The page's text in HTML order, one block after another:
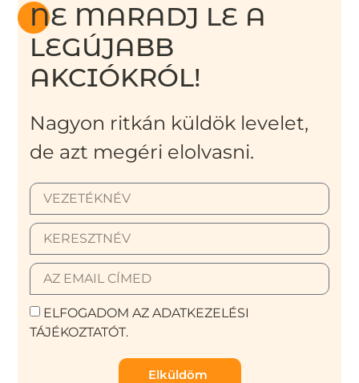
NE MARADJ LE A
LEGÚJABB
AKCIÓKRÓL!
Nagyon ritkán küldök levelet,
de azt megéri elolvasni.
ELFOGADOM AZ ADATKEZELÉSI
TÁJÉKOZTATÓT.
Elküldöm